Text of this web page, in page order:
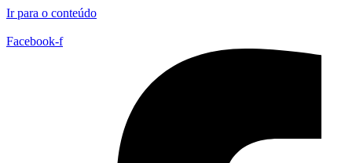
Ir para o conteúdo
Facebook-f